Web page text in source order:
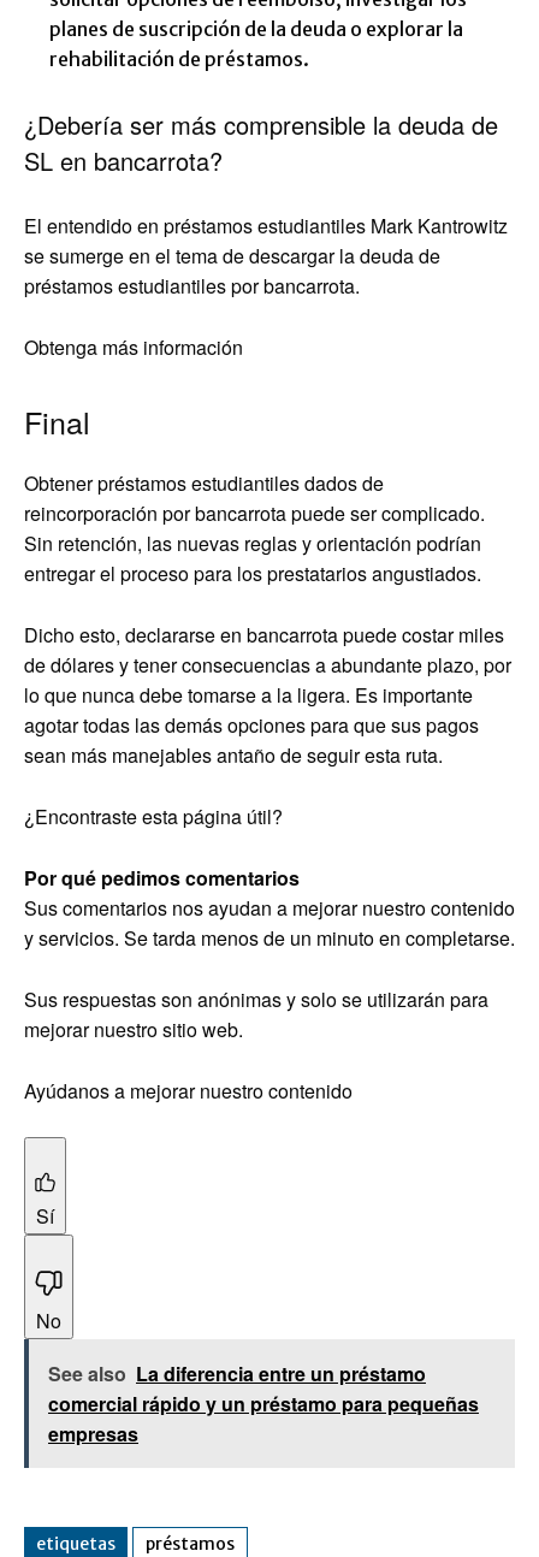
planes de suscripción de la deuda o explorar la
rehabilitación de préstamos.
¿Debería ser más comprensible la deuda de
SL en bancarrota?
El entendido en préstamos estudiantiles Mark Kantrowitz
se sumerge en el tema de descargar la deuda de
préstamos estudiantiles por bancarrota.
Obtenga más información
Final
Obtener préstamos estudiantiles dados de
reincorporación por bancarrota puede ser complicado.
Sin retención, las nuevas reglas y orientación podrían
entregar el proceso para los prestatarios angustiados.
Dicho esto, declararse en bancarrota puede costar miles
de dólares y tener consecuencias a abundante plazo, por
lo que nunca debe tomarse a la ligera. Es importante
agotar todas las demás opciones para que sus pagos
sean más manejables antaño de seguir esta ruta.
¿Encontraste esta página útil?
Por qué pedimos comentarios
Sus comentarios nos ayudan a mejorar nuestro contenido
y servicios. Se tarda menos de un minuto en completarse.
Sus respuestas son anónimas y solo se utilizarán para
mejorar nuestro sitio web.
Ayúdanos a mejorar nuestro contenido
Sí
No
See also La diferencia entre un préstamo
comercial rápido y un préstamo para pequeñas
empresas
etiquetas préstamos